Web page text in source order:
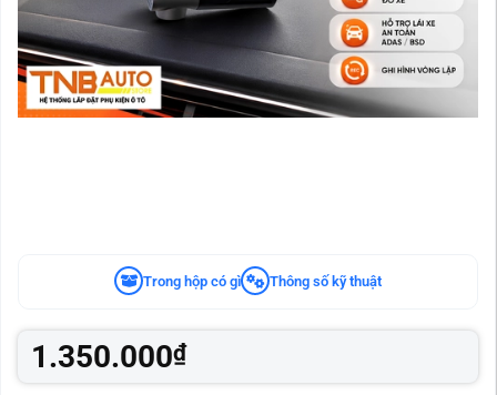
Trong hộp có gì Thông số kỹ thuật
1.350.000₫